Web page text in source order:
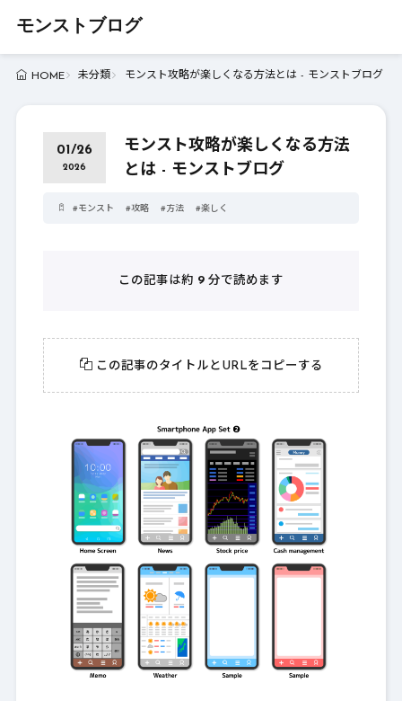
モンストブログ
HOME 未分類 モンスト攻略が楽しくなる方法とは - モンストブログ
01/26
2026
モンスト攻略が楽しくなる方法
とは - モンストブログ
#モンスト #攻略 #方法 #楽しく
この記事は約 9 分で読めます
この記事のタイトルとURLをコピーする